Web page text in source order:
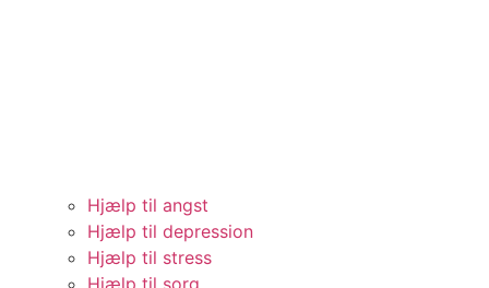
Hjælp til angst
Hjælp til depression
Hjælp til stress